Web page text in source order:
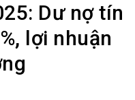
Dư nợ tín
lợi nhuận